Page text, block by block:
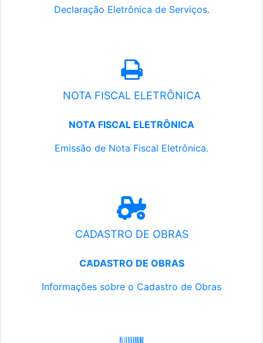
Declaração Eletrônica de Serviços.
NOTA FISCAL ELETRÔNICA
NOTA FISCAL ELETRÔNICA
Emissão de Nota Fiscal Eletrônica.
CADASTRO DE OBRAS
CADASTRO DE OBRAS
Informações sobre o Cadastro de Obras